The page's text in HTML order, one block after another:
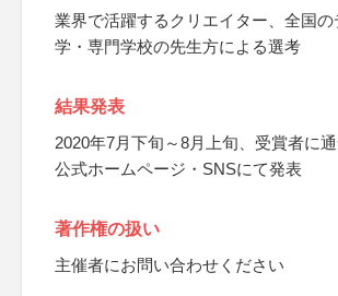
業界で活躍するクリエイター、全国の
学・専門学校の先生方による選考
結果発表
2020年7月下旬～8月上旬、受賞者に通
公式ホームページ・SNSにて発表
著作権の扱い
主催者にお問い合わせください